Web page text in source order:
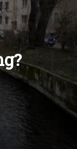
Überspringen